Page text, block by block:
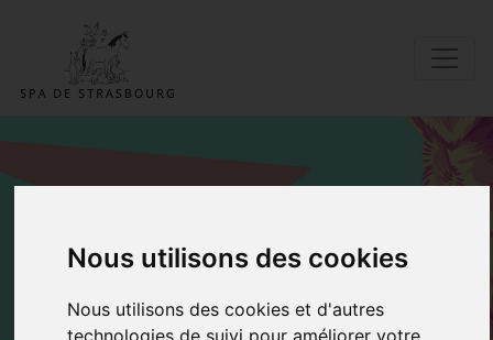
Nous utilisons des cookies
Nous utilisons des cookies et d'autres
ADOPTER UN DE
NOS